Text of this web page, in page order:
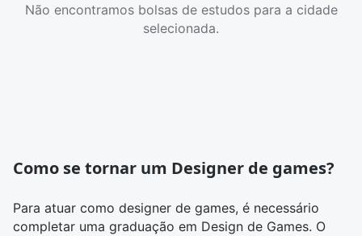
Não encontramos bolsas de estudos para a cidade
selecionada.
Como se tornar um Designer de games?
Para atuar como designer de games, é necessário
completar uma graduação em Design de Games. O